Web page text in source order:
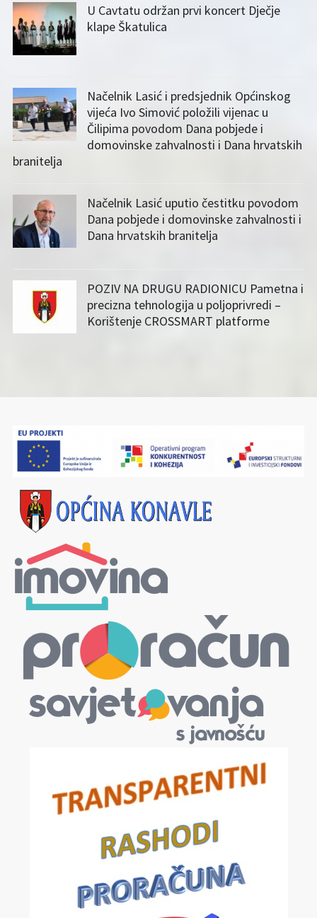
U Cavtatu održan prvi koncert Dječje
klape Škatulica
Načelnik Lasić i predsjednik Općinskog
vijeća Ivo Simović položili vijenac u
Čilipima povodom Dana pobjede i
domovinske zahvalnosti i Dana hrvatskih
branitelja
Načelnik Lasić uputio čestitku povodom
Dana pobjede i domovinske zahvalnosti i
Dana hrvatskih branitelja
POZIV NA DRUGU RADIONICU Pametna i
precizna tehnologija u poljoprivredi –
Korištenje CROSSMART platforme